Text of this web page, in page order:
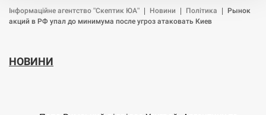
Інформаційне агентство "Скептик ЮА" Новини Політика
Рынок
акций в РФ упал до минимума после угроз атаковать Киев
НОВИНИ